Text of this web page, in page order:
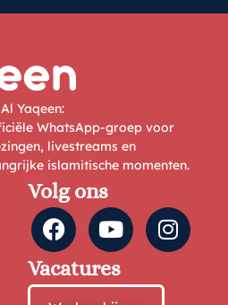
Yaqeen:
WhatsApp-groep voor
livestreams en
islamitische momenten.
Volg ons
Vacatures